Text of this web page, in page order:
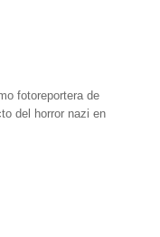
fotoreportera de
del horror nazi en